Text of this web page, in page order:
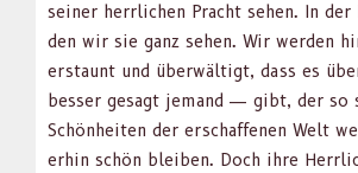
sein­er her­rlichen Pracht sehen. In
den wir sie ganz sehen. Wir wer­den
erstaunt und über­wältigt, dass es
bess­er gesagt jemand — gibt, der so
Schön­heit­en der erschaf­fe­nen Welt
er­hin schön bleiben. Doch ihre